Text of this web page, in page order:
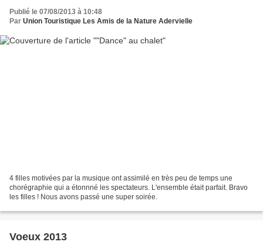
Publié le 07/08/2013 à 10:48
Par Union Touristique Les Amis de la Nature Adervielle
4 filles motivées par la musique ont assimilé en très peu de temps une
chorégraphie qui a étonnné les spectateurs. L'ensemble était parfait. Bravo
les filles ! Nous avons passé une super soirée.
Voeux 2013